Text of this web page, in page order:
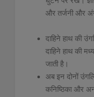
और तर्जनी और
दाहिने हाथ की
दाहिने हाथ की
जाती है।
अब इन दोनों
कनिष्ठिका और